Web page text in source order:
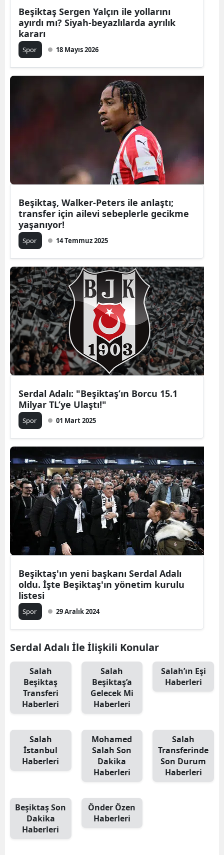
Beşiktaş Sergen Yalçın ile yollarını
ayırdı mı? Siyah-beyazlılarda ayrılık
kararı
Spor 18 Mayıs 2026
Beşiktaş, Walker-Peters ile anlaştı;
transfer için ailevi sebeplerle gecikme
yaşanıyor!
Spor 14 Temmuz 2025
Serdal Adalı: "Beşiktaş’ın Borcu 15.1
Milyar TL’ye Ulaştı!"
Spor 01 Mart 2025
Beşiktaş'ın yeni başkanı Serdal Adalı
oldu. İşte Beşiktaş'ın yönetim kurulu
listesi
Spor 29 Aralık 2024
Serdal Adalı İle İlişkili Konular
Salah
Beşiktaş
Transferi
Haberleri
Salah
Beşiktaş’a
Gelecek Mi
Haberleri
Salah’ın Eşi
Haberleri
Salah
İstanbul
Haberleri
Mohamed
Salah Son
Dakika
Haberleri
Salah
Transferinde
Son Durum
Haberleri
Beşiktaş Son
Dakika
Haberleri
Önder Özen
Haberleri